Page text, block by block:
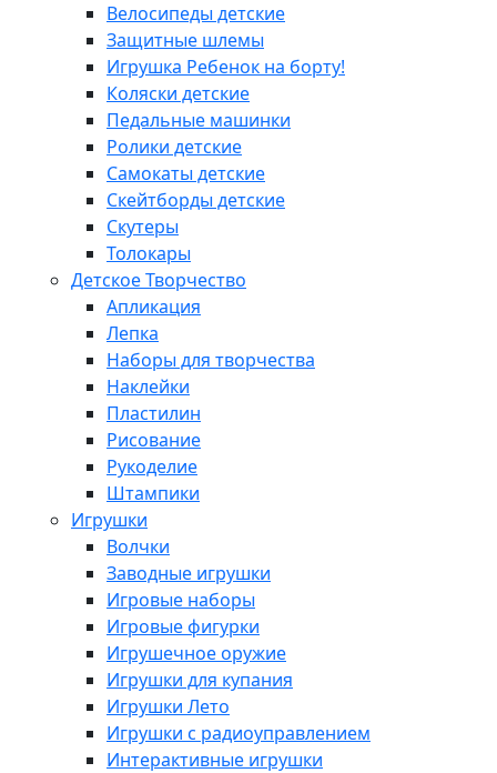
Велосипеды детские
Защитные шлемы
Игрушка Ребенок на борту!
Коляски детские
Педальные машинки
Ролики детские
Самокаты детские
Скейтборды детские
Скутеры
Толокары
Детское Творчество
Апликация
Лепка
Наборы для творчества
Наклейки
Пластилин
Рисование
Рукоделие
Штампики
Игрушки
Волчки
Заводные игрушки
Игровые наборы
Игровые фигурки
Игрушечное оружие
Игрушки для купания
Игрушки Лето
Игрушки с радиоуправлением
Интерактивные игрушки